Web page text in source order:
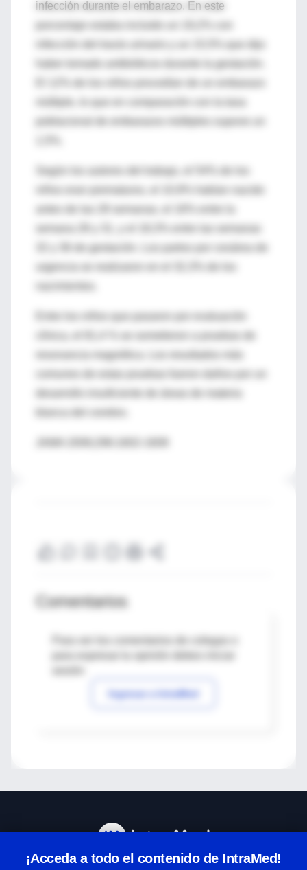
infección durante el embarazo. En este
porcentaje estaba incluido un 19,2% con
haber tomado antibióticos durante la gestación.
poblacional de embarazos múltiples supone un
Según los autores del trabajo, el 54% de los
32 y 36 de gestación. Los partos por cesárea de
urgencia se realizaron en el 32,3% de los
resonancia magnética. Los resultados más
Comentarios
Para ver los comentarios de colegas o
Ingresar a IntraMed
¡Acceda a todo el contenido de IntraMed!